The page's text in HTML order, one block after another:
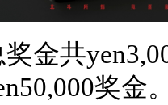
金共
奖金